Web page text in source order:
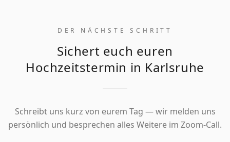
DER NÄCHSTE SCHRITT
Sichert euch euren
Hochzeitstermin in Karlsruhe
Schreibt uns kurz von eurem Tag — wir melden uns
persönlich und besprechen alles Weitere im Zoom-Call.